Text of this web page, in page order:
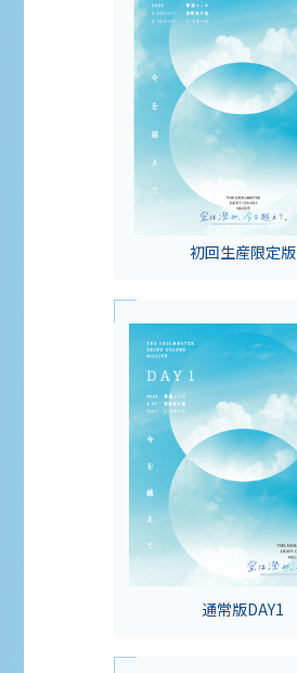
初回生産限定版
通常版DAY1